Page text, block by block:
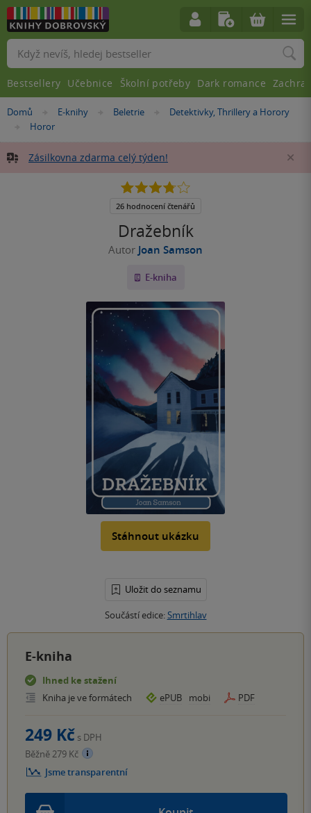
Nacházíte
Domů »E-knihy »
Beletrie »
Detektivky, Thrillery a Horory
»Horor
Zásilkovna zdarma celý týden!
Dražebník
Autor Joan Samson
E-kniha
Stáhnout ukázku
Uložit do seznamu
Součástí edice:Smrtihlav
3.8
5
26 hodnocení čtenářů
E-kniha
Ihned ke stažení
Kniha je ve formátech
ePUB mobi PDF
249 Kč s DPH
Běžně 279 Kč
Jsme transparentní
Vyhledávání
Bestsellery Učebnice Školní potřeby Dark romance